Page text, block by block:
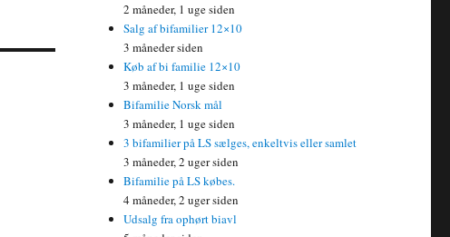
2 måneder, 1 uge siden
Salg af bifamilier 12×10
3 måneder siden
Køb af bi familie 12×10
3 måneder, 1 uge siden
Bifamilie Norsk mål
3 måneder, 1 uge siden
3 bifamilier på LS sælges, enkeltvis eller samlet
3 måneder, 2 uger siden
Bifamilie på LS købes.
4 måneder, 2 uger siden
Udsalg fra ophørt biavl